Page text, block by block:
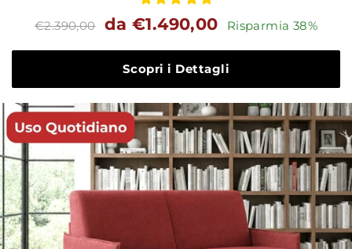
Prezzo
standard
€2.390,00 Prezzo
da €1.490,00 Risparmia 38%
Scopri i Dettagli